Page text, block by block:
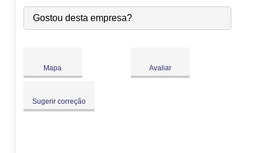
Qua:
09:00-18:00
Qui:
09:00-18:00 ●
Gostou desta empresa?
Mapa Avaliar
Sugerir correção